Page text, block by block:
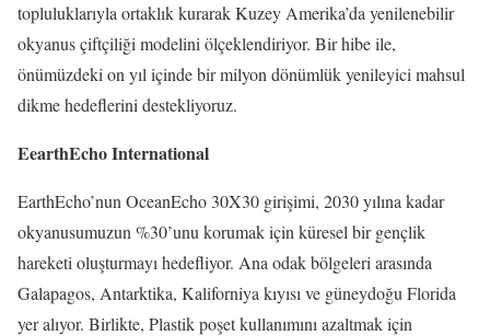
topluluklarıyla ortaklık kurarak Kuzey Amerika’da yenilenebilir
okyanus çiftçiliği modelini ölçeklendiriyor. Bir hibe ile,
önümüzdeki on yıl içinde bir milyon dönümlük yenileyici mahsul
dikme hedeflerini destekliyoruz.
EearthEcho International
EarthEcho’nun OceanEcho 30X30 girişimi, 2030 yılına kadar
okyanusumuzun %30’unu korumak için küresel bir gençlik
hareketi oluşturmayı hedefliyor. Ana odak bölgeleri arasında
Galapagos, Antarktika, Kaliforniya kıyısı ve güneydoğu Florida
yer alıyor. Birlikte, Plastik poşet kullanımını azaltmak için